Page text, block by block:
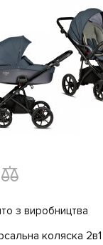
з виробництва
коляска